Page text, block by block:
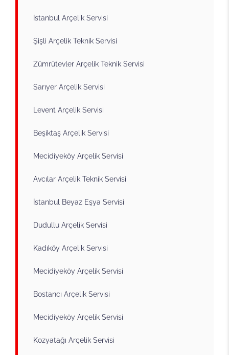
İstanbul Arçelik Servisi
Şişli Arçelik Teknik Servisi
Zümrütevler Arçelik Teknik Servisi
Sarıyer Arçelik Servisi
Levent Arçelik Servisi
Beşiktaş Arçelik Servisi
Mecidiyeköy Arçelik Servisi
Avcılar Arçelik Teknik Servisi
İstanbul Beyaz Eşya Servisi
Dudullu Arçelik Servisi
Kadıköy Arçelik Servisi
Mecidiyeköy Arçelik Servisi
Bostancı Arçelik Servisi
Mecidiyeköy Arçelik Servisi
Kozyatağı Arçelik Servisi